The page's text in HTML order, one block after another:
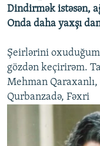
Dindirmək istəsən,
Onda daha yaxşı
Şeirlərini oxuduğum
gözdən keçirirəm.
Mehman
Qurbanzadə, Fəxri